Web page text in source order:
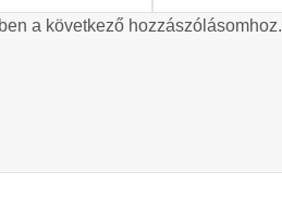
a következő hozzászólásomhoz.